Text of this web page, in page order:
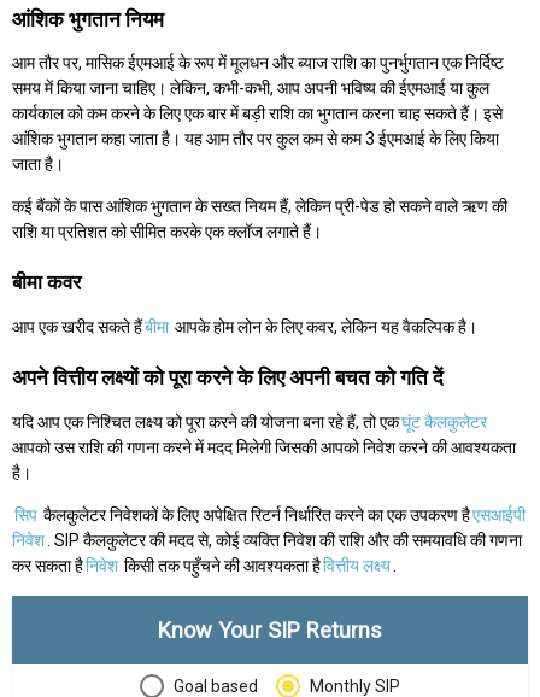
आंशिक भुगतान नियम
आम तौर पर, मासिक ईएमआई के रूप में मूलधन और ब्याज राशि का पुनर्भुगतान एक निर्दिष्ट
समय में किया जाना चाहिए। लेकिन, कभी-कभी, आप अपनी भविष्य की ईएमआई या कुल
कार्यकाल को कम करने के लिए एक बार में बड़ी राशि का भुगतान करना चाह सकते हैं। इसे
आंशिक भुगतान कहा जाता है। यह आम तौर पर कुल कम से कम 3 ईएमआई के लिए किया
जाता है।
कई बैंकों के पास आंशिक भुगतान के सख्त नियम हैं, लेकिन प्री-पेड हो सकने वाले ऋण की
राशि या प्रतिशत को सीमित करके एक क्लॉज लगाते हैं।
बीमा कवर
आप एक खरीद सकते हैंबीमा आपके होम लोन के लिए कवर, लेकिन यह वैकल्पिक है।
अपने वित्तीय लक्ष्यों को पूरा करने के लिए अपनी बचत को गति दें
यदि आप एक निश्चित लक्ष्य को पूरा करने की योजना बना रहे हैं, तो एकघूंट कैलकुलेटर
आपको उस राशि की गणना करने में मदद मिलेगी जिसकी आपको निवेश करने की आवश्यकता
है।
सिप कैलकुलेटर निवेशकों के लिए अपेक्षित रिटर्न निर्धारित करने का एक उपकरण हैएसआईपी
निवेश . SIP कैलकुलेटर की मदद से, कोई व्यक्ति निवेश की राशि और की समयावधि की गणना
कर सकता हैनिवेश किसी तक पहुँचने की आवश्यकता हैवित्तीय लक्ष्य
Know Your SIP Returns
Goal based Monthly SIP